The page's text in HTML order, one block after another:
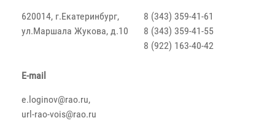
620014, г.Екатеринбург,
ул.Маршала Жукова, д.10
8 (343) 359-41-61
8 (343) 359-41-55
8 (922) 163-40-42
E-mail
e.loginov@rao.ru,
url-rao-vois@rao.ru